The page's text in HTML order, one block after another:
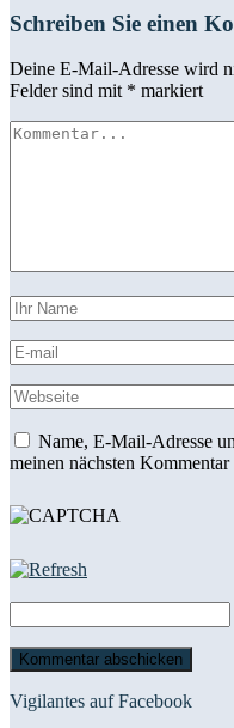
Schreiben Sie einen
Deine E-Mail-Adresse wird
Felder sind mit * markiert
Name, E-Mail-Adresse
meinen nächsten Kommentar
Vigilantes auf Facebook